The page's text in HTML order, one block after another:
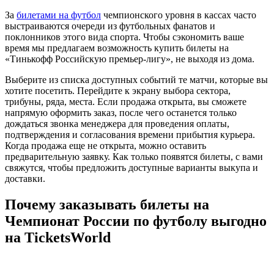
За билетами на футбол чемпионского уровня в кассах часто
выстраиваются очереди из футбольных фанатов и
поклонников этого вида спорта. Чтобы сэкономить ваше
время мы предлагаем возможность купить билеты на
«Тинькофф Российскую премьер-лигу», не выходя из дома.
Выберите из списка доступных событий те матчи, которые вы
хотите посетить. Перейдите к экрану выбора сектора,
трибуны, ряда, места. Если продажа открыта, вы сможете
напрямую оформить заказ, после чего останется только
дождаться звонка менеджера для проведения оплаты,
подтверждения и согласования времени прибытия курьера.
Когда продажа еще не открыта, можно оставить
предварительную заявку. Как только появятся билеты, с вами
свяжутся, чтобы предложить доступные варианты выкупа и
доставки.
Почему заказывать билеты на
Чемпионат России по футболу выгодно
на TicketsWorld